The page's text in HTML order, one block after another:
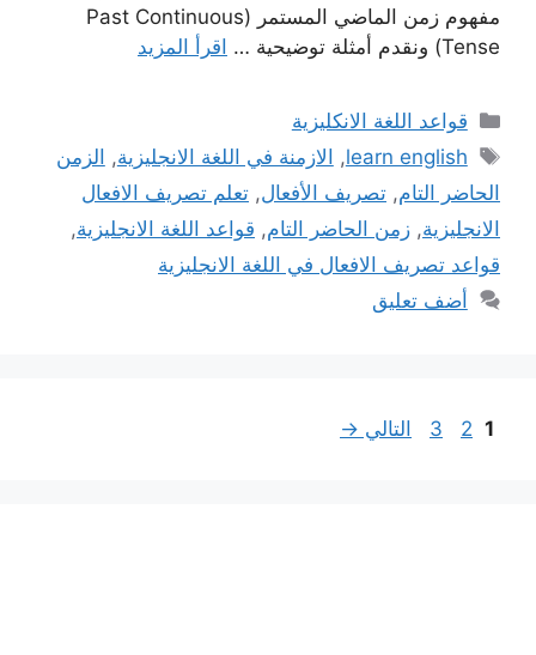
مفهوم زمن الماضي المستمر (Past Continuous
Tense) ونقدم أمثلة توضيحية …
اقرأ المزيد
التصنيفات
قواعد اللغة الانكليزية
الوسوم
learn english
, الازمنة في اللغة الانجليزية, الزمن
الحاضر التام, تصريف الأفعال, تعلم تصريف الافعال
الانجليزية, زمن الحاضر التام, قواعد اللغة الانجليزية,
قواعد تصريف الافعال في اللغة الانجليزية
أضف تعليق
Page
1
Page
2
Page
3 التالي →